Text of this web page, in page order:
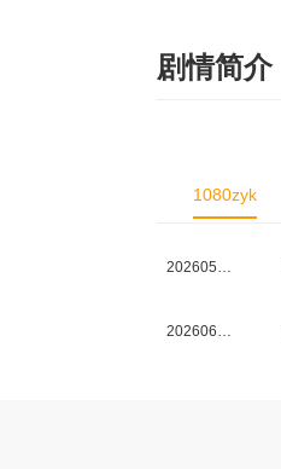
剧情简介
1080zyk
20260526集结
20260610锐意破局